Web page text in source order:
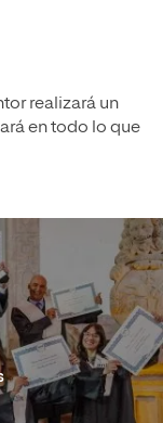
realizará un
en todo lo que